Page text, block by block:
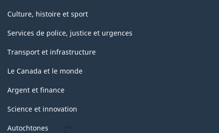
Culture, histoire et sport
Services de police, justice et urgences
Transport et infrastructure
Le Canada et le monde
Argent et finance
Science et innovation
Autochtones